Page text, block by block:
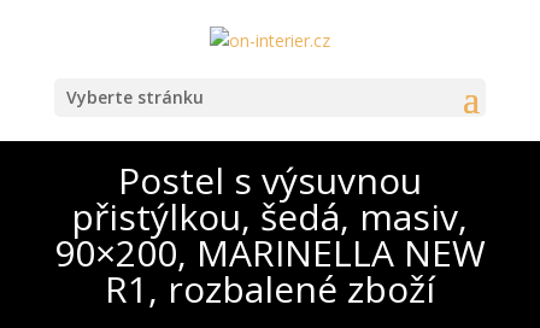
Vyberte stránku
Postel s výsuvnou
přistýlkou, šedá, masiv,
90×200, MARINELLA NEW
R1, rozbalené zboží